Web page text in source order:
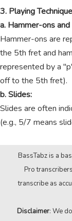
3. Playing
a. Hammer-ons
Hammer-ons are
the 5th fret and
represented by a
off to the 5th fret).
b. Slides:
Slides are often
(e.g., 5/7 means
BassTabz is a
Pro
transcribe as
Disclaimer: We